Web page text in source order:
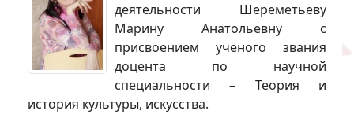
деятельности Шереметьеву
Марину Анатольевну с
присвоением учёного звания
доцента по научной
специальности – Теория и
история культуры, искусства.